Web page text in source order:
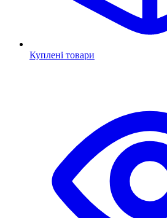
Куплені товари